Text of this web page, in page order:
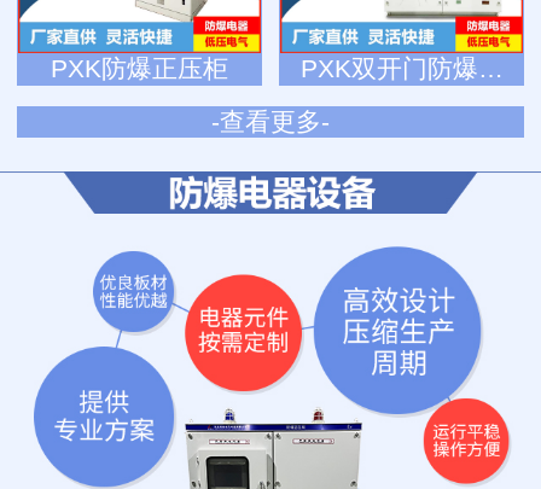
PXK防爆正压柜
PXK双开门防爆…
-查看更多-